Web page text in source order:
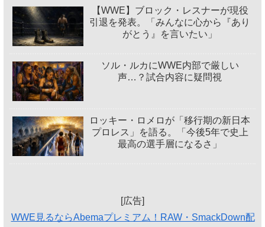
【WWE】ブロック・レスナーが現役
引退を発表。「みんなに心から『あり
がとう』を言いたい」
ソル・ルカにWWE内部で厳しい
声…？試合内容に疑問視
ロッキー・ロメロが「移行期の新日本
プロレス」を語る。「今後5年で史上
最高の選手層になるさ」
[広告]
WWE見るならAbemaプレミアム！RAW・SmackDown配